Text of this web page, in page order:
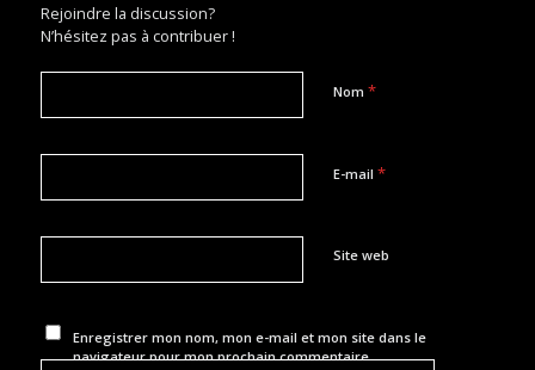
Rejoindre la discussion?
N’hésitez pas à contribuer !
Nom *
E-mail *
Site web
Enregistrer mon nom, mon e-mail et mon site dans le
navigateur pour mon prochain commentaire.